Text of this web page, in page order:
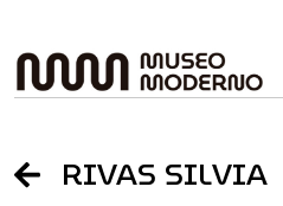
to
content
RIVAS SILVIA